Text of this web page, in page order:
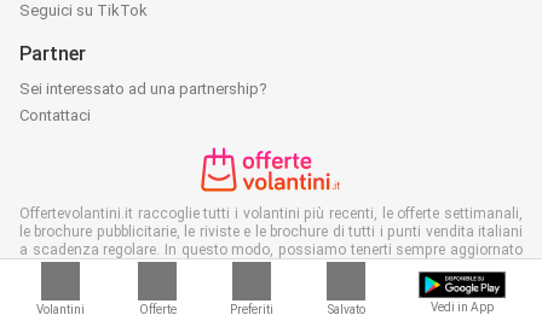
Volantini Offerte Preferiti Salvato Vedi in App
Seguici su TikTok
Partner
Sei interessato ad una partnership?
Contattaci
Offertevolantini.it raccoglie tutti i volantini più recenti, le offerte settimanali,
le brochure pubblicitarie, le riviste e le brochure di tutti i punti vendita italiani
a scadenza regolare. In questo modo, possiamo tenerti sempre aggiornato
riguardo le offerte sui volantini, gli sconti e le promozioni e, durante il
periodo dei saldi, potrai trovare con facilità quella particolare offerta, quello
sconto o quel ribasso nei negozi della tua zona. Spesso il nostro sito è il